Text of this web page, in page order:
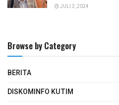
JULI 2, 2024
Browse by Category
BERITA
DISKOMINFO KUTIM